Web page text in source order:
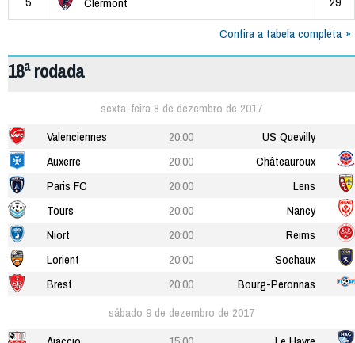
Confira a tabela completa
18ª rodada
sexta-feira 8 de dezembro de 2017
Valenciennes
20:00
US Quevilly
Auxerre
20:00
Châteauroux
Paris FC
20:00
Lens
Tours
20:00
Nancy
Niort
20:00
Reims
Lorient
20:00
Sochaux
Brest
20:00
Bourg-Peronnas
sábado 9 de dezembro de 2017